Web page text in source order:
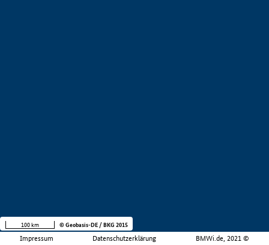
Impressum Datenschutzerklärung BMWi.de, 2021 ©
100 km © Geobasis-DE / BKG 2015